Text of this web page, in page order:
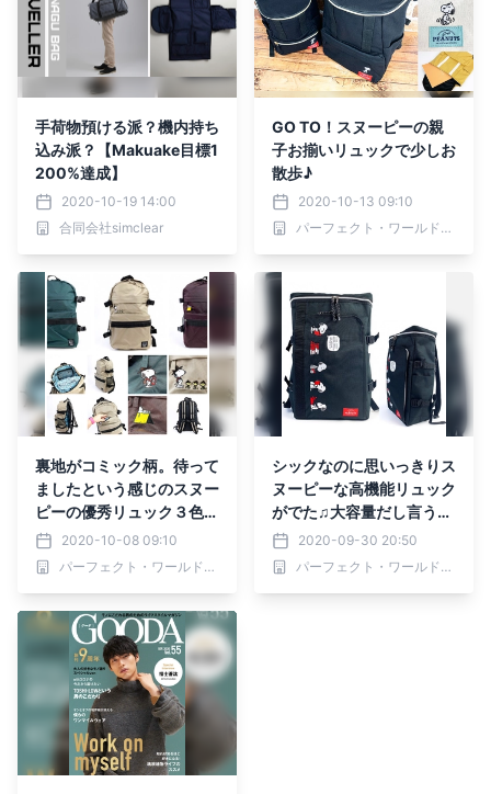
手荷物預ける派？機内持ち
込み派？【Makuake目標1
200%達成】
2020-10-19 14:00
合同会社simclear
GO TO！スヌーピーの親
子お揃いリュックで少しお
散歩♪
2020-10-13 09:10
パーフェクト・ワールド株式会社
裏地がコミック柄。待って
ましたという感じのスヌー
ピーの優秀リュック３色が
登場。2020-10-08 09:10
パーフェクト・ワールド株式会社
シックなのに思いっきりス
ヌーピーな高機能リュック
がでた♫大容量だし言うこ
となし。2020-09-30 20:50
パーフェクト・ワールド株式会社